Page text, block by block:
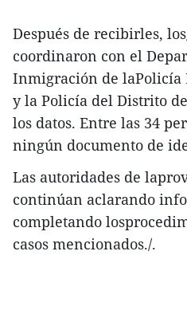
Después de recibirles,
coordinaron con el
Inmigración de laPolicía
y la Policía del Distrito
los datos. Entre las 34
ningún documento de
Las autoridades de
continúan aclarando
completando
casos mencionados./.